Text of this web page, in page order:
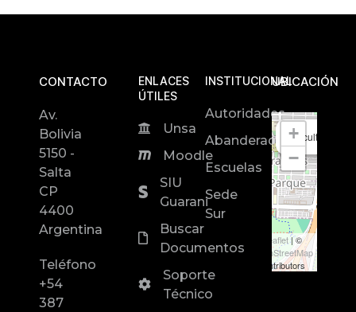
CONTACTO
Av.
Bolivia
5150 -
Salta
CP
4400
Argentina
Teléfono
+54
387
ENLACES
ÚTILES
Unsa
Moodle
SIU
Guarani
Buscar
Documentos
Soporte
Técnico
INSTITUCIONAL
Autoridades
Abanderados
Escuelas
Sede
Sur
UBICACIÓN
Facultad de
+
−
Leaflet| ©
OpenStreetMap
contributors